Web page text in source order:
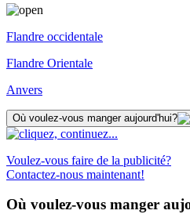
Flandre occidentale
Flandre Orientale
Anvers
Où voulez-vous manger aujourd'hui?
Voulez-vous faire de la publicité?
Contactez-nous maintenant!
Où voulez-vous manger